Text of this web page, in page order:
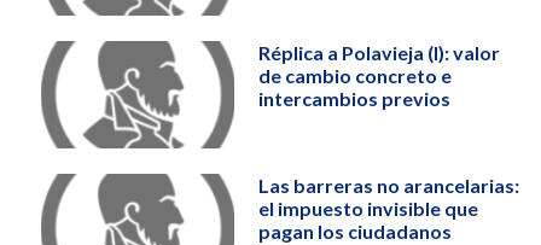
Réplica a Polavieja (I): valor
de cambio concreto e
intercambios previos
Las barreras no arancelarias:
el impuesto invisible que
pagan los ciudadanos